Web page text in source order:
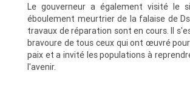
Le gouverneur a également visité le
éboulement meurtrier de la falaise de
travaux de réparation sont en cours. Il
bravoure de tous ceux qui ont œuvré
paix et a invité les populations à
l'avenir.